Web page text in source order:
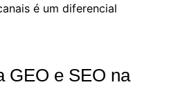
é um diferencial
GEO e SEO na